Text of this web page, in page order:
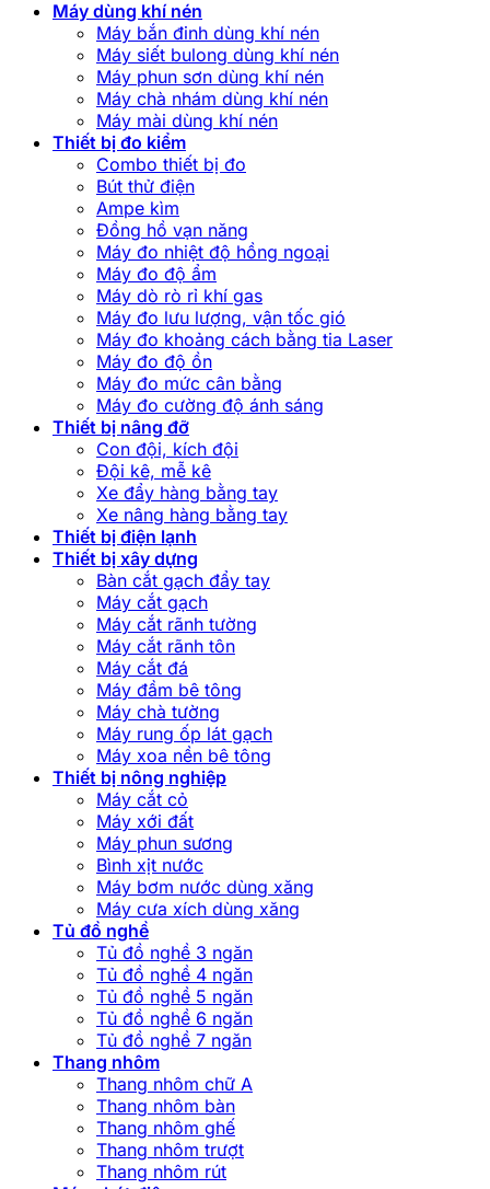
Máy dùng khí nén
Máy bắn đinh dùng khí nén
Máy siết bulong dùng khí nén
Máy phun sơn dùng khí nén
Máy chà nhám dùng khí nén
Máy mài dùng khí nén
Thiết bị đo kiểm
Combo thiết bị đo
Bút thử điện
Ampe kìm
Đồng hồ vạn năng
Máy đo nhiệt độ hồng ngoại
Máy đo độ ẩm
Máy dò rò rỉ khí gas
Máy đo lưu lượng, vận tốc gió
Máy đo khoảng cách bằng tia Laser
Máy đo độ ồn
Máy đo mức cân bằng
Máy đo cường độ ánh sáng
Thiết bị nâng đỡ
Con đội, kích đội
Đội kê, mễ kê
Xe đẩy hàng bằng tay
Xe nâng hàng bằng tay
Thiết bị điện lạnh
Thiết bị xây dựng
Bàn cắt gạch đẩy tay
Máy cắt gạch
Máy cắt rãnh tường
Máy cắt rãnh tôn
Máy cắt đá
Máy đầm bê tông
Máy chà tường
Máy rung ốp lát gạch
Máy xoa nền bê tông
Thiết bị nông nghiệp
Máy cắt cỏ
Máy xới đất
Máy phun sương
Bình xịt nước
Máy bơm nước dùng xăng
Máy cưa xích dùng xăng
Tủ đồ nghề
Tủ đồ nghề 3 ngăn
Tủ đồ nghề 4 ngăn
Tủ đồ nghề 5 ngăn
Tủ đồ nghề 6 ngăn
Tủ đồ nghề 7 ngăn
Thang nhôm
Thang nhôm chữ A
Thang nhôm bàn
Thang nhôm ghế
Thang nhôm trượt
Thang nhôm rút